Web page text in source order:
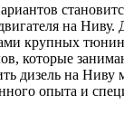
на
крупных
которые
дизель на
опыта и